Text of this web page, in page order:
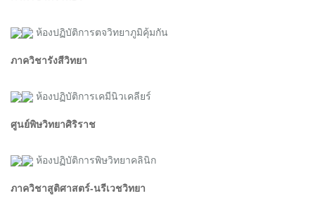
ห้องปฏิบัติการตจวิทยาภูมิคุ้มกัน
ภาควิชารังสีวิทยา
ห้องปฏิบัติการเคมีนิวเคลียร์
ศูนย์พิษวิทยาศิริราช
ห้องปฏิบัติการพิษวิทยาคลินิก
ภาควิชาสูติศาสตร์-นรีเวชวิทยา